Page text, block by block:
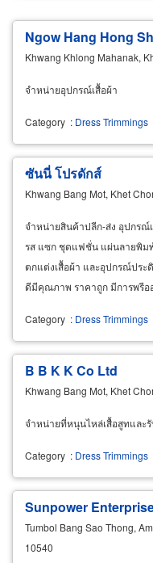
Ngow Hang Hong
Khwang Khlong Mahanak,
จำหน่ายอุปกรณ์เสื้อผ้า
Category : Dress Trimmings
ซันนี่ โปรดักส์
Khwang Bang Mot, Khet
จำหน่ายสินค้าปลีก-ส่ง อุปกรณ์เ
รส แซก ชุดแฟชั่น แผ่นลายพิม
ตกแต่งเสื้อผ้า และอุปกรณ์ประ
ดีมีคุณภาพ ราคาถูก มีการพรีอ
Category : Dress Trimmings
B B K K Co Ltd
Khwang Bang Mot, Khet
จำหน่ายที่หนุนไหล่เสื้อสูทและ
Category : Dress Trimmings
Sunpower
Tumbol Bang Sao Thong,
10540